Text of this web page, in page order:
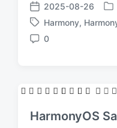
发
布
日
2025-08-26
发
布
标
签
Harmony,
评
0
HarmonyOS